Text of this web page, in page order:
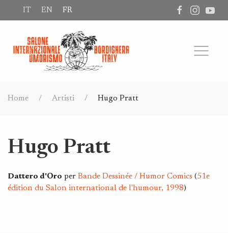
IT EN FR
Home Artisti Hugo Pratt
Hugo Pratt
Dattero d'Oro per Bande Dessinée / Humor Comics (51e
édition du Salon international de l'humour, 1998)